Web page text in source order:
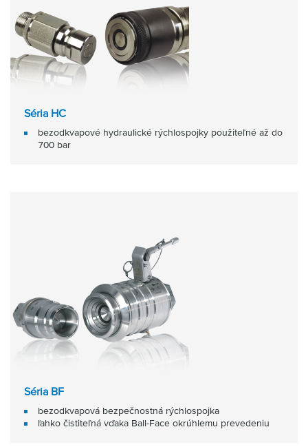
Séria HC
bezodkvapové hydraulické rýchlospojky použiteľné až do
700 bar
Séria BF
bezodkvapová bezpečnostná rýchlospojka
ľahko čistiteľná vďaka Ball-Face okrúhlemu prevedeniu